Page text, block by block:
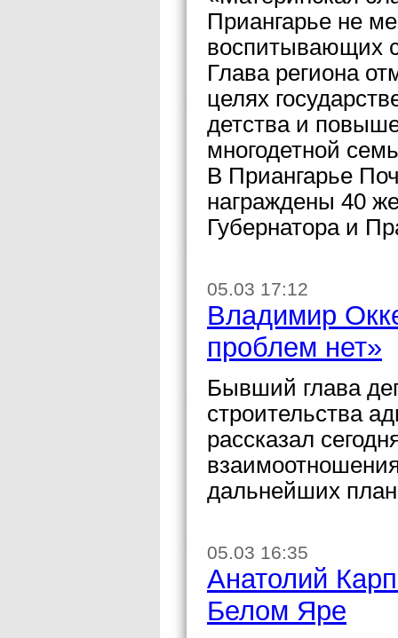
Приангарье не
воспитывающих
Глава региона
целях
детства и
многодетной
В Приангарье
награждены 40
Губернатора и
05.03 17:12
Владимир
проблем нет»
Бывший глава
строительства
рассказал
дальнейших
05.03 16:35
Анатолий
Белом Яре